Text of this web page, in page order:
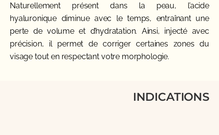
Naturellement présent dans la peau, l’acide
hyaluronique diminue avec le temps, entraînant une
perte de volume et d’hydratation. Ainsi, injecté avec
précision, il permet de corriger certaines zones du
visage tout en respectant votre morphologie.
INDICATIONS